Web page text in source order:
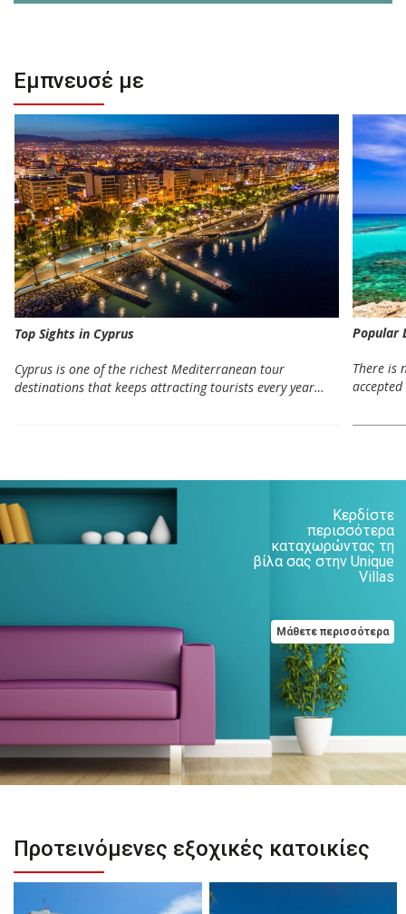
Εμπνευσέ με
Top Sights in Cyprus
Cyprus is one of the richest Mediterranean tour
destinations that keeps attracting tourists every year…
Popular
There is
Κερδίστε
περισσότερα
καταχωρώντας τη
βίλα σας στην Unique
Villas
Μάθετε περισσότερα
Προτεινόμενες εξοχικές κατοικίες